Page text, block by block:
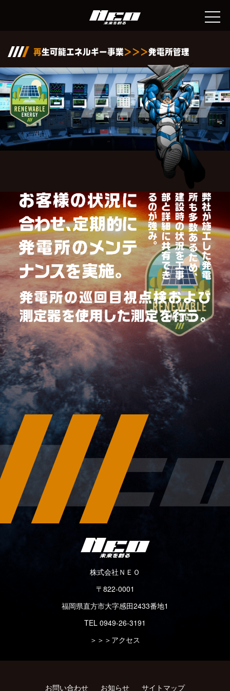
再⽣可能エネルギー事業＞＞＞発電所管理
株式会社ＮＥＯ
〒822-0001
福岡県直方市大字感田2433番地1
TEL 0949-26-3191
＞＞＞ アクセス
お問い合わせ お知らせ サイトマップ